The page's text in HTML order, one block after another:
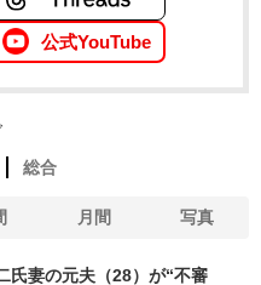
公式YouTube
総合
月間 写真
氏妻の元夫（28）が“不審